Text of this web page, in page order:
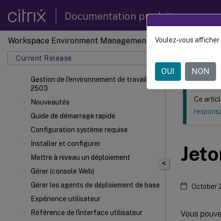
Documentation produit
Workspace Environment Management
Current Release
Gestion de l'environnement de travail
2503
Nouveautés
Guide de démarrage rapide
Configuration système requise
Installer et configurer
Mettre à niveau un déploiement
Gérer (console Web)
Gérer les agents de déploiement de base
Expérience utilisateur
Référence de l'interface utilisateur
Ce contenu a
<
Ce
October
Vous
Voulez-vous
OUI NON